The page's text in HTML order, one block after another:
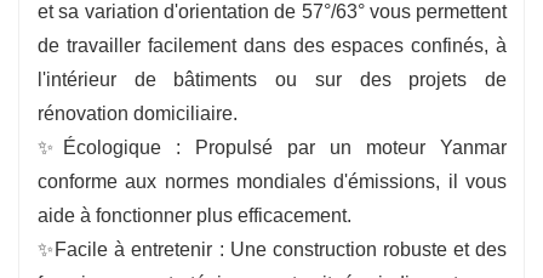
et sa variation d'orientation de 57°/63° vous permettent
de travailler facilement dans des espaces confinés, à
l'intérieur de bâtiments ou sur des projets de
rénovation domiciliaire.
✨Écologique : Propulsé par un moteur Yanmar
conforme aux normes mondiales d'émissions, il vous
aide à fonctionner plus efficacement.
✨Facile à entretenir : Une construction robuste et des